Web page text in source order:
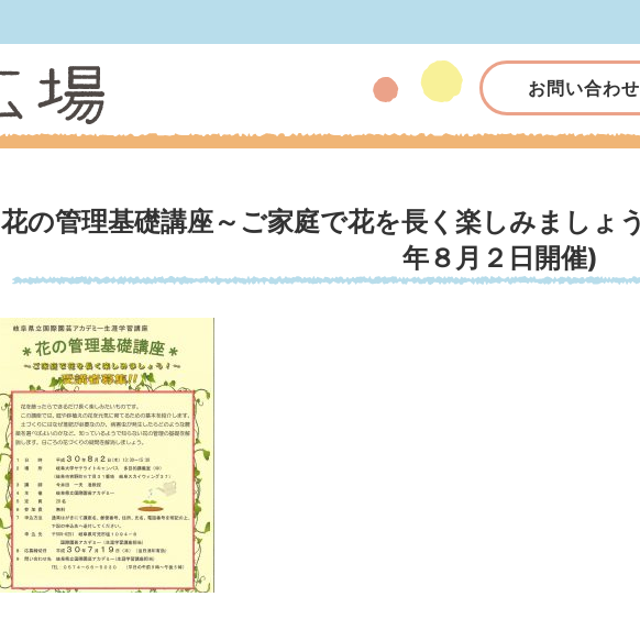
お問い合わせ
花の管理基礎講座～ご家庭で花を長く楽しみましょ
年８月２日開催)